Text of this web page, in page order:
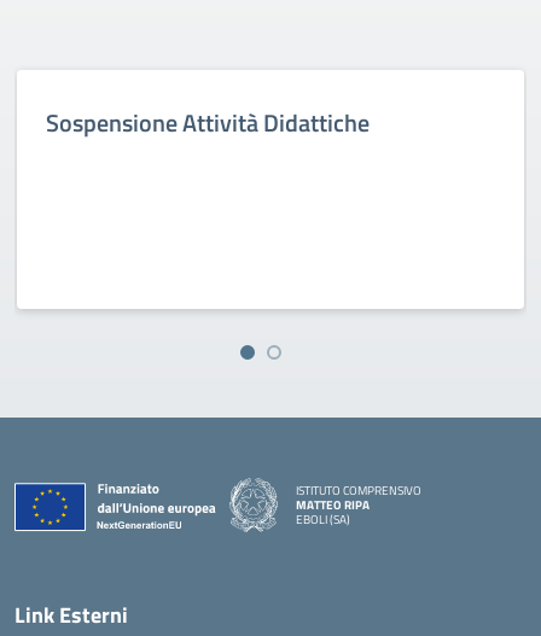
Sospensione Attività Didattiche
ISTITUTO COMPRENSIVO
MATTEO RIPA
EBOLI (SA)
Link Esterni